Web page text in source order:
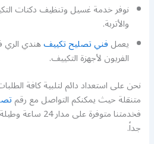
نوفر خدمة غسيل وتنظيف دكتات
والأتربة.
يعملفني تصليح تكييفهندي الري
الفريون لأجهزة التكييف.
نحن على استعداد دائم لتلبية كافة
متنقلة حيث يمكنكم التواصل مع رقم
فخدمتنا متوفرة
جداً.